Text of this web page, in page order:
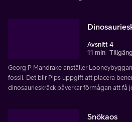
Avsnitt 4
11 min
Georg P Mandrake anställer
fossil. Det blir Pips uppgift att placera
dinosaurieskräck påverkar förmågan att få
Snökaos